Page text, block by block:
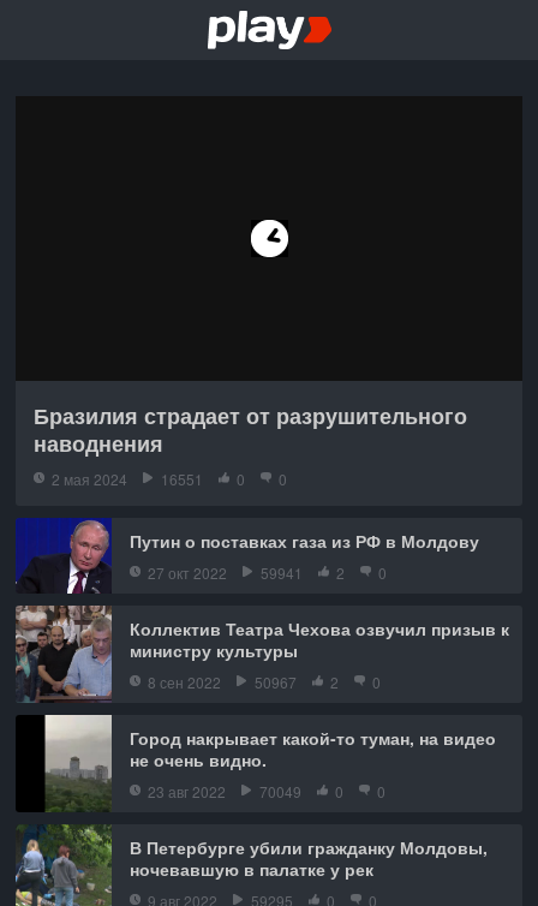
Бразилия страдает от разрушительного
наводнения
2 мая 2024 16551 0 0
Путин о поставках газа из РФ в Молдову
27 окт 2022 59941 2 0
Коллектив Театра Чехова озвучил призыв к
министру культуры
8 сен 2022 50967 2 0
Город накрывает какой-то туман, на видео
не очень видно.
23 авг 2022 70049 0 0
В Петербурге убили гражданку Молдовы,
ночевавшую в палатке у рек
9 авг 2022 59295 0 0